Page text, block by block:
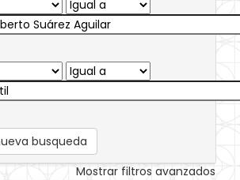
busqueda
Mostrar filtros avanzados